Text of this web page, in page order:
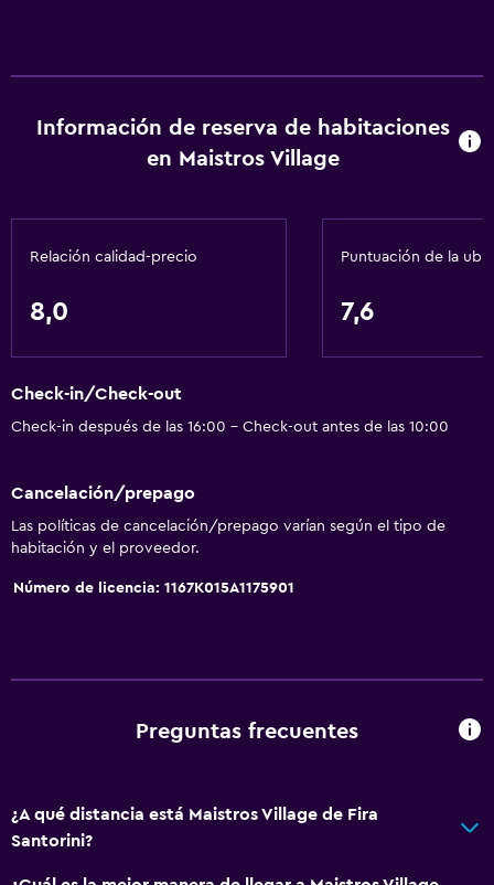
Tetera
Jardín
Lavandería
Servicios de lavandería/tintorería
Salud y seguridad
Caja fuerte
Información de reserva de habitaciones
en Maistros Village
Relación calidad-precio
8,0
Puntuación de la
7,6
Check-in/Check-out
Check-in después de las 16:00 - Check-out antes de las 10:00
Cancelación/prepago
Las políticas de cancelación/prepago varían según el tipo de
habitación y el proveedor.
Número de licencia: 1167K015A1175901
Preguntas frecuentes
¿A qué distancia está Maistros Village de Fira
Santorini?